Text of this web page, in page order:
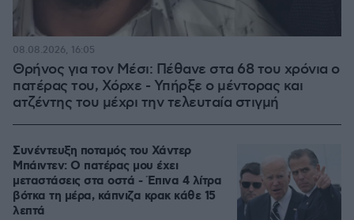
Θρήνος για τον Μέσι: Πέθανε στα 68 του χρόνια ο
πατέρας του, Χόρχε - Υπήρξε ο μέντορας και
ατζέντης του μέχρι την τελευταία στιγμή
08.08.2026, 16:05
Συνέντευξη ποταμός του Χάντερ
Μπάιντεν: Ο πατέρας μου έχει
μεταστάσεις στα οστά - Έπινα 4 λίτρα
βότκα τη μέρα, κάπνιζα κρακ κάθε 15
λεπτά